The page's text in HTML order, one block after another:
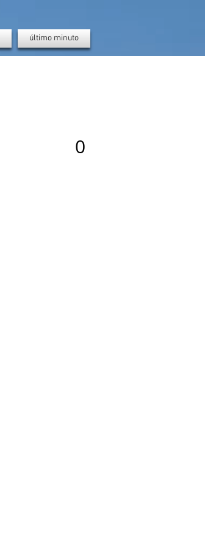
último minuto
0